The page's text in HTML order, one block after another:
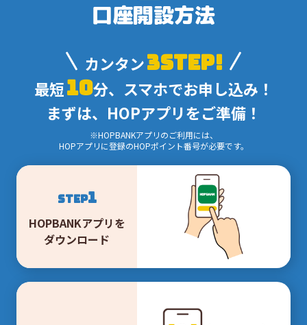
口座開設方法
カンタン3STEP!
最短10分、スマホでお申し込み！
まずは、HOPアプリをご準備！
※HOPBANKアプリのご利用には、
HOPアプリに登録のHOPポイント番号が必要です。
STEP1
HOPBANKアプリを
ダウンロード